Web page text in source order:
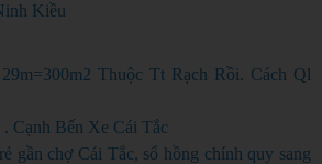
Kiều
Thuộc Tt Rạch Rồi. Cách Ql
Cạnh Bến Xe Cái Tắc
gần chợ Cái Tắc, sổ hồng chính quy sang